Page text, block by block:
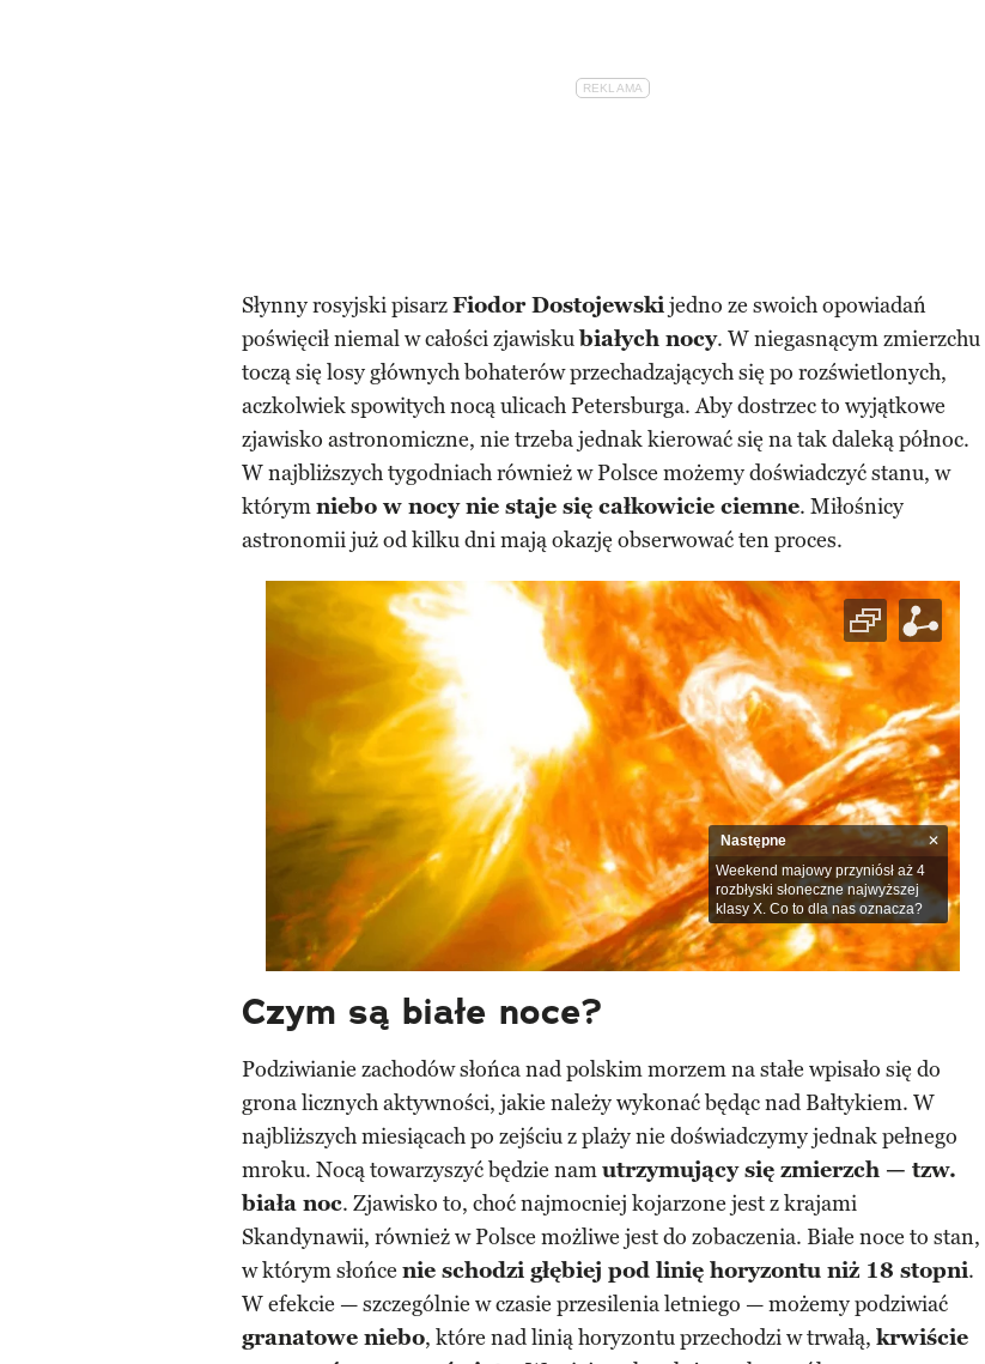
Słynny rosyjski pisarzFiodor Dostojewskijedno ze swoich opowiadań
poświęcił niemal w całości zjawiskubiałych nocy. W niegasnącym zmierzchu
toczą się losy głównych bohaterów przechadzających się po rozświetlonych,
aczkolwiek spowitych nocą ulicach Petersburga. Aby dostrzec to wyjątkowe
zjawisko astronomiczne, nie trzeba jednak kierować się na tak daleką północ.
W najbliższych tygodniach również w Polsce możemy doświadczyć stanu, w
którymniebo w nocy nie staje się całkowicie ciemne. Miłośnicy
astronomii już od kilku dni mają okazję obserwować ten proces.
Następne
Weekend majowy przyniósł aż 4
rozbłyski słoneczne najwyższej
klasy X. Co to dla nas oznacza?
Czym są białe noce?
Podziwianie zachodów słońca nad polskim morzem na stałe wpisało się do
grona licznych aktywności, jakie należy wykonać będąc nad Bałtykiem. W
najbliższych miesiącach po zejściu z plaży nie doświadczymy jednak pełnego
mroku. Nocą towarzyszyć będzie namutrzymujący się zmierzch — tzw.
biała noc. Zjawisko to, choć najmocniej kojarzone jest z krajami
Skandynawii, również w Polsce możliwe jest do zobaczenia. Białe noce to stan,
w którym słońce nie schodzi głębiej pod linię horyzontu niż 18 stopni.
W efekcie — szczególnie w czasie przesilenia letniego — możemy podziwiać
granatowe niebo, które nad linią horyzontu przechodzi w trwałą, krwiście